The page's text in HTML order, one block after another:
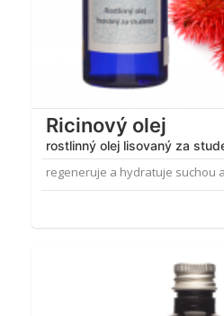
Ricinový olej
rostlinný olej lisovaný za
regeneruje a hydratuje suchou